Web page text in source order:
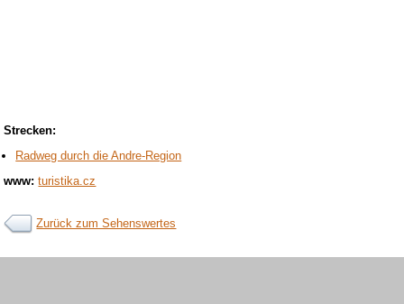
Strecken:
Radweg durch die Andre-Region
www: turistika.cz
Zurück zum Sehenswertes